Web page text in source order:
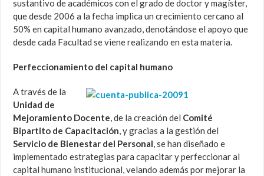
sustantivo de académicos con el grado de doctor y magíster,
que desde 2006 a la fecha implica un crecimiento cercano al
50% en capital humano avanzado, denotándose el apoyo que
desde cada Facultad se viene realizando en esta materia.
Perfeccionamiento del capital humano
A través de la
Unidad de
Mejoramiento Docente, de la creación del Comité
Bipartito de Capacitación, y gracias a la gestión del
Servicio de Bienestar del Personal, se han diseñado e
implementado estrategias para capacitar y perfeccionar al
capital humano institucional, velando además por mejorar la